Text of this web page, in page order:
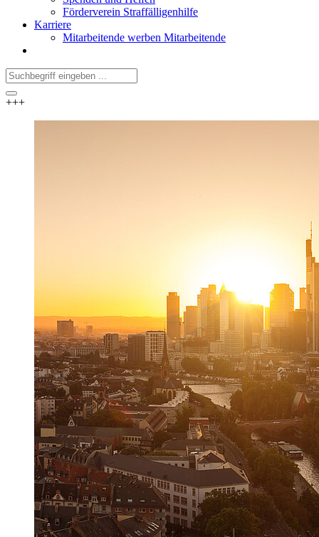
Förderverein Straffälligenhilfe
Karriere
Mitarbeitende werben Mitarbeitende
+++